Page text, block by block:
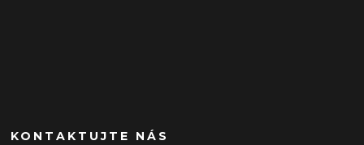
KONTAKTUJTE NÁS